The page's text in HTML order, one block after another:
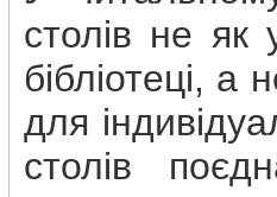
столів не як
бібліотеці,
для
столів